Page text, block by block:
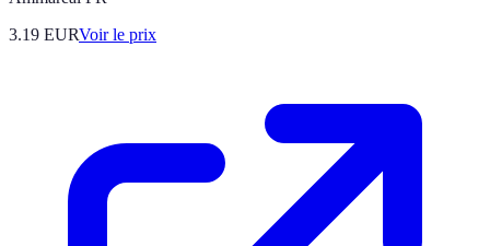
3.19 EURVoir le prix